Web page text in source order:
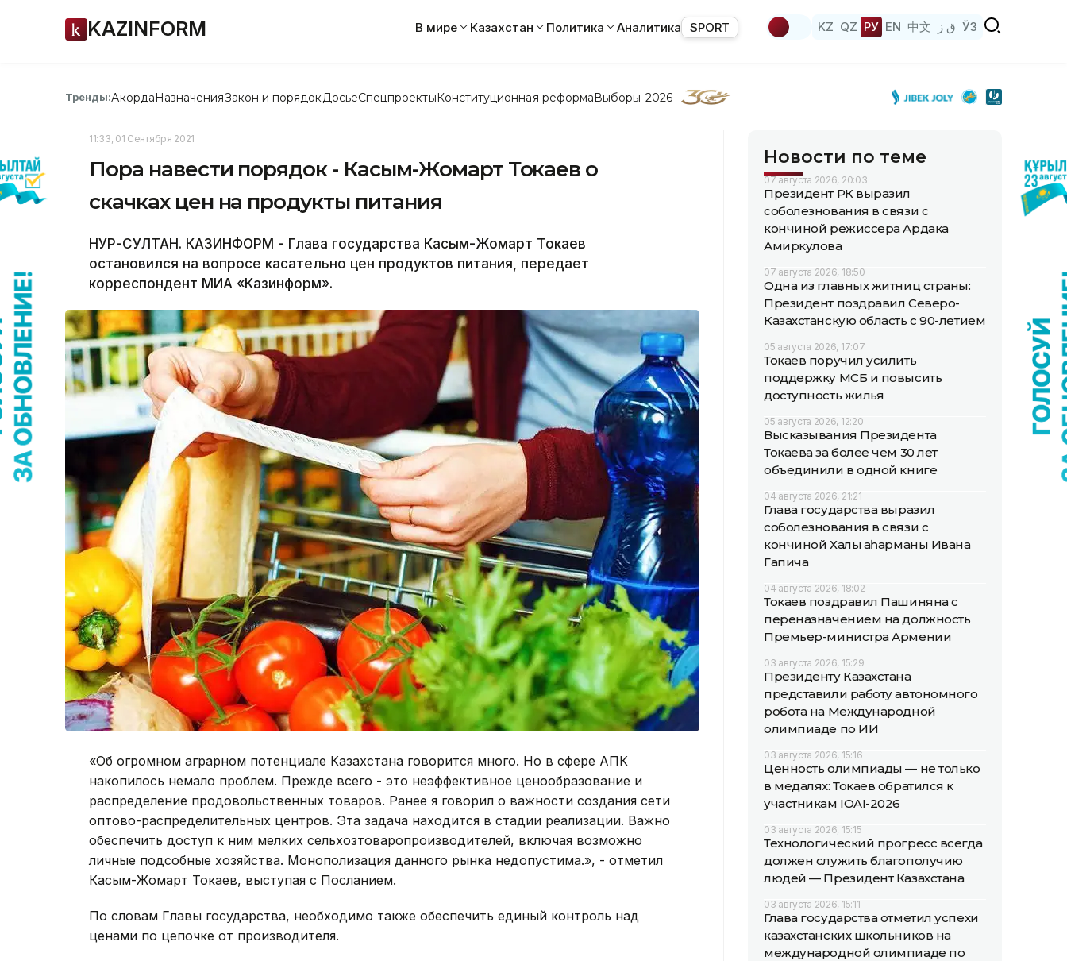
KAZINFORM В мире Казахстан Политика Аналитика SPORT KZ QZ РУ EN 中文 ق ز ЎЗ
Тренды:АкордаНазначенияЗакон и порядок ДосьеСпецпроектыКонституционная реформаВыборы-2026
11:33, 01 Сентября 2021
Пора навести порядок - Касым-Жомарт Токаев о
скачках цен на продукты питания
НУР-СУЛТАН. КАЗИНФОРМ - Глава государства Касым-Жомарт Токаев
остановился на вопросе касательно цен продуктов питания, передает
корреспондент МИА «Казинформ».
«Об огромном аграрном потенциале Казахстана говорится много. Но в сфере АПК
накопилось немало проблем. Прежде всего - это неэффективное ценообразование и
распределение продовольственных товаров. Ранее я говорил о важности создания сети
оптово-распределительных центров. Эта задача находится в стадии реализации. Важно
обеспечить доступ к ним мелких сельхозтоваропроизводителей, включая возможно
личные подсобные хозяйства. Монополизация данного рынка недопустима.», - отметил
Касым-Жомарт Токаев, выступая с Посланием.
По словам Главы государства, необходимо также обеспечить единый контроль над
ценами по цепочке от производителя.
Новости по теме
07 августа 2026, 20:03
Президент РК выразил
соболезнования в связи с
кончиной режиссера Ардака
Амиркулова
07 августа 2026, 18:50
Одна из главных житниц страны:
Президент поздравил Северо-
Казахстанскую область с 90-летием
05 августа 2026, 17:07
Токаев поручил усилить
поддержку МСБ и повысить
доступность жилья
05 августа 2026, 12:20
Высказывания Президента
Токаева за более чем 30 лет
объединили в одной книге
04 августа 2026, 21:21
Глава государства выразил
соболезнования в связи с
кончиной Халық қаһарманы Ивана
Гапича
04 августа 2026, 18:02
Токаев поздравил Пашиняна с
переназначением на должность
Премьер-министра Армении
03 августа 2026, 15:29
Президенту Казахстана
представили работу автономного
робота на Международной
олимпиаде по ИИ
03 августа 2026, 15:16
Ценность олимпиады — не только
в медалях: Токаев обратился к
участникам IOAI-2026
03 августа 2026, 15:15
Технологический прогресс всегда
должен служить благополучию
людей — Президент Казахстана
03 августа 2026, 15:11
Глава государства отметил успехи
казахстанских школьников на
международной олимпиаде по